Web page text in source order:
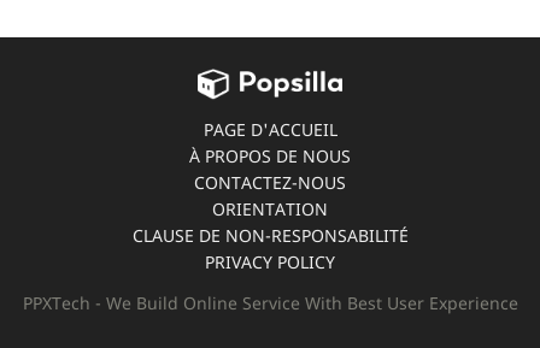
PAGE D'ACCUEIL
À PROPOS DE NOUS
CONTACTEZ-NOUS
ORIENTATION
CLAUSE DE NON-RESPONSABILITÉ
PRIVACY POLICY
PPXTech - We Build Online Service With Best User Experience